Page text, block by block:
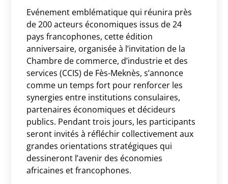
Evénement emblématique qui réunira près
de 200 acteurs économiques issus de 24
pays francophones, cette édition
anniversaire, organisée à l’invitation de la
Chambre de commerce, d’industrie et des
services (CCIS) de Fès-Meknès, s’annonce
comme un temps fort pour renforcer les
synergies entre institutions consulaires,
partenaires économiques et décideurs
publics. Pendant trois jours, les participants
seront invités à réfléchir collectivement aux
grandes orientations stratégiques qui
dessineront l’avenir des économies
africaines et francophones.